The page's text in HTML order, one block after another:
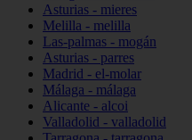
Asturias - mieres
Melilla - melilla
Las-palmas - mogán
Asturias - parres
Madrid - el-molar
Málaga - málaga
Alicante - alcoi
Valladolid - valladolid